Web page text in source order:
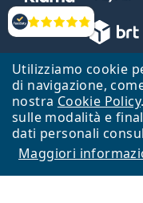
Utilizziamo cookie
di navigazione,
nostra Cookie Policy
sulle modalità e
dati personali
Maggiori
Valutazione
Lentiamo s.r.o.,
Torna alla
Il sito Lentiamo.it è